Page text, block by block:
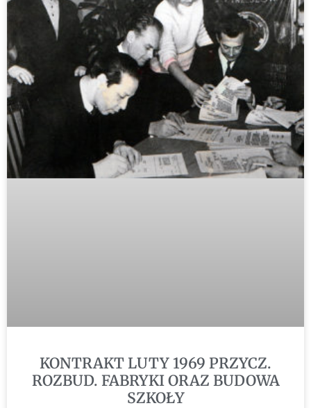
KONTRAKT LUTY 1969 PRZYCZ.
ROZBUD. FABRYKI ORAZ BUDOWA
SZKOŁY